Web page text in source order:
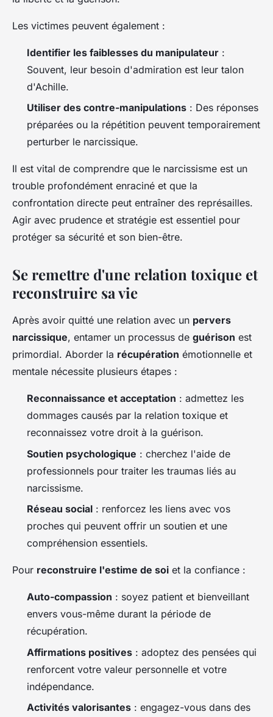
Les victimes peuvent également :
Identifier les faiblesses du manipulateur :
Souvent, leur besoin d'admiration est leur talon
d'Achille.
Utiliser des contre-manipulations : Des réponses
préparées ou la répétition peuvent temporairement
perturber le narcissique.
Il est vital de comprendre que le narcissisme est un
trouble profondément enraciné et que la
confrontation directe peut entraîner des représailles.
Agir avec prudence et stratégie est essentiel pour
protéger sa sécurité et son bien-être.
Se remettre d'une relation toxique et
reconstruire sa vie
Après avoir quitté une relation avec un pervers
narcissique, entamer un processus de guérison est
primordial. Aborder la récupération émotionnelle et
mentale nécessite plusieurs étapes :
Reconnaissance et acceptation : admettez les
dommages causés par la relation toxique et
reconnaissez votre droit à la guérison.
Soutien psychologique : cherchez l'aide de
professionnels pour traiter les traumas liés au
narcissisme.
Réseau social : renforcez les liens avec vos
proches qui peuvent offrir un soutien et une
compréhension essentiels.
Pour reconstruire l'estime de soi et la confiance :
Auto-compassion : soyez patient et bienveillant
envers vous-même durant la période de
récupération.
Affirmations positives : adoptez des pensées qui
renforcent votre valeur personnelle et votre
indépendance.
Activités valorisantes : engagez-vous dans des